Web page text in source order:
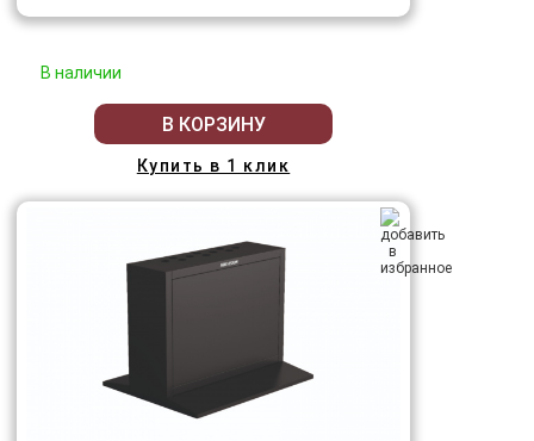
В наличии
В КОРЗИНУ
Купить в 1 клик